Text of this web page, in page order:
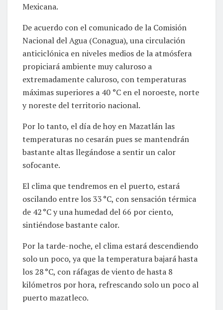
Mexicana.
De acuerdo con el comunicado de la Comisión
Nacional del Agua (Conagua), una circulación
anticiclónica en niveles medios de la atmósfera
propiciará ambiente muy caluroso a
extremadamente caluroso, con temperaturas
máximas superiores a 40 °C en el noroeste, norte
y noreste del territorio nacional.
Por lo tanto, el día de hoy en Mazatlán las
temperaturas no cesarán pues se mantendrán
bastante altas llegándose a sentir un calor
sofocante.
El clima que tendremos en el puerto, estará
oscilando entre los 33 °C, con sensación térmica
de 42 °C y una humedad del 66 por ciento,
sintiéndose bastante calor.
Por la tarde-noche, el clima estará descendiendo
solo un poco, ya que la temperatura bajará hasta
los 28 °C, con ráfagas de viento de hasta 8
kilómetros por hora, refrescando solo un poco al
puerto mazatleco.